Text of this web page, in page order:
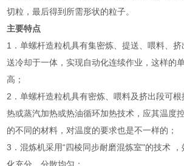
切粒，最后得到所需形状的粒子。
主要特点
1．单螺杆造粒机具有集密炼、提送、喂料、
送冷却于一体，实现自动化连续作业，这样的
高；
2．单螺杆造粒机具有密炼、喂料及挤出段可
热或蒸汽加热或热油循环加热技术，应其温度
的不同的材料，对温度的要求也是不一样的；
3．混炼机采用“四棱同步耐磨混炼室"的技术